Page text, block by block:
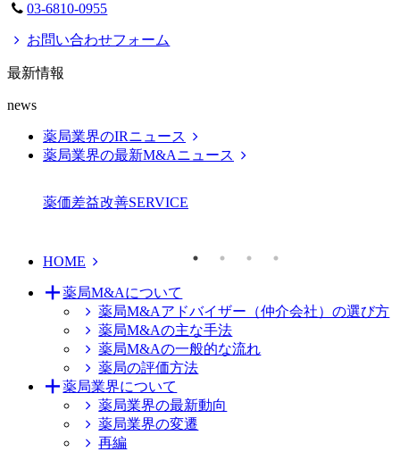
03-6810-0955
お問い合わせフォーム
最新情報
news
薬局業界のIRニュース
薬局業界の最新M&Aニュース
薬価差益改善SERVICE
HOME
薬局M&Aについて
薬局M&Aアドバイザー（仲介会社）の選び方
薬局M&Aの主な手法
薬局M&Aの一般的な流れ
薬局の評価方法
薬局業界について
薬局業界の最新動向
薬局業界の変遷
再編